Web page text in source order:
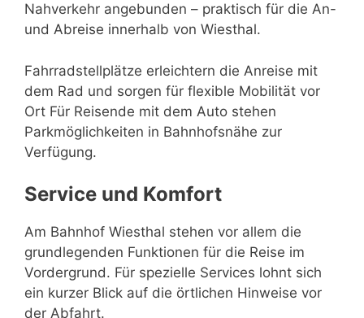
Nahverkehr angebunden – praktisch für die An-
und Abreise innerhalb von Wiesthal.
Fahrradstellplätze erleichtern die Anreise mit
dem Rad und sorgen für flexible Mobilität vor
Ort Für Reisende mit dem Auto stehen
Parkmöglichkeiten in Bahnhofsnähe zur
Verfügung.
Service und Komfort
Am Bahnhof Wiesthal stehen vor allem die
grundlegenden Funktionen für die Reise im
Vordergrund. Für spezielle Services lohnt sich
ein kurzer Blick auf die örtlichen Hinweise vor
der Abfahrt.